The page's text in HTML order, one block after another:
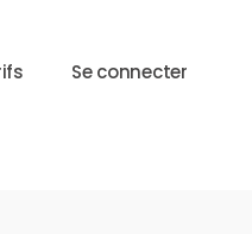
Se connecter